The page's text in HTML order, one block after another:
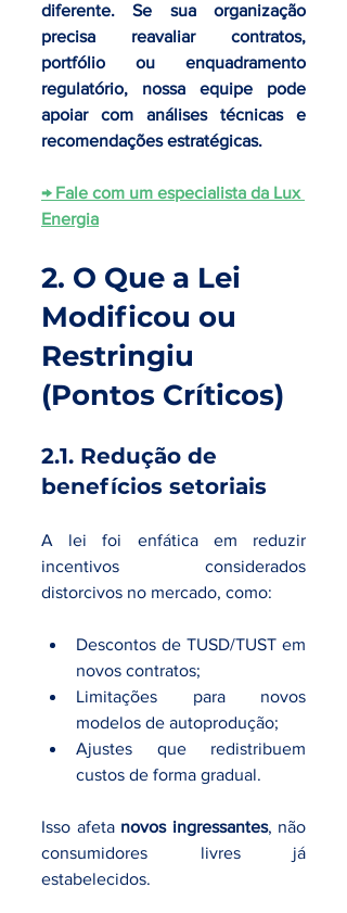
diferente. Se sua organização
precisa reavaliar contratos,
portfólio ou enquadramento
regulatório, nossa equipe pode
apoiar com análises técnicas e
recomendações estratégicas.
→ Fale com um especialista da Lux
Energia
2. O Que a Lei
Modificou ou
Restringiu
(Pontos Críticos)
2.1. Redução de
benefícios setoriais
A lei foi enfática em reduzir
incentivos considerados
distorcivos no mercado, como:
Descontos de TUSD/TUST em
novos contratos;
Limitações para novos
modelos de autoprodução;
Ajustes que redistribuem
custos de forma gradual.
Isso afeta novos ingressantes, não
consumidores livres já
estabelecidos.